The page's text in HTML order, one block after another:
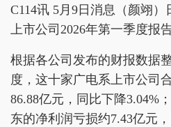
C114讯 5月9日消息（颜翊
上市公司2026年第一季度报
根据各公司发布的财报数据
度，这十家广电系上市公司
86.88亿元，同比下降3.04%
东的净利润亏损约7.43亿元，